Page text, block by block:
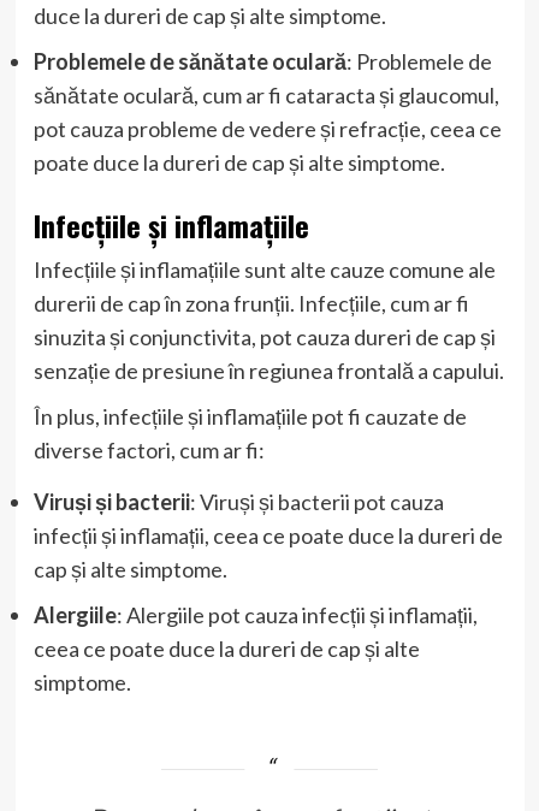
duce la dureri de cap și alte simptome.
Problemele de sănătate oculară: Problemele de
sănătate oculară, cum ar fi cataracta și glaucomul,
pot cauza probleme de vedere și refracție, ceea ce
poate duce la dureri de cap și alte simptome.
Infecțiile și inflamațiile
Infecțiile și inflamațiile sunt alte cauze comune ale
durerii de cap în zona frunții. Infecțiile, cum ar fi
sinuzita și conjunctivita, pot cauza dureri de cap și
senzație de presiune în regiunea frontală a capului.
În plus, infecțiile și inflamațiile pot fi cauzate de
diverse factori, cum ar fi:
Viruși și bacterii: Viruși și bacterii pot cauza
infecții și inflamații, ceea ce poate duce la dureri de
cap și alte simptome.
Alergiile: Alergiile pot cauza infecții și inflamații,
ceea ce poate duce la dureri de cap și alte
simptome.